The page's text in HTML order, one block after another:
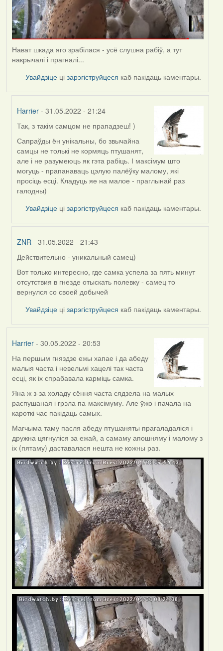
Нават шкада яго зрабілася - усё слушна рабіў, а тут
накрычалі і прагналі...
Увайдзіце цізарэгіструйцеся каб пакідаць каментары.
Harrier - 31.05.2022 - 21:24
In
reply
to
by
Lighty
Так, з такім самцом не прападзеш! )
Сапраўды ён унікальны, бо звычайна
самцы не толькі не кормяць птушанят,
але і не разумеюць як гэта рабіць. І максімум што
могуць - прапанаваць цэлую палёўку малому, які
просіць есці. Кладуць яе на малое - праглынай раз
галодны)
Увайдзіце цізарэгіструйцеся каб пакідаць каментары.
ZNR - 31.05.2022 - 21:43
In
reply
to
by
Действительно - уникальный самец)
Вот только интересно, где самка успела за пять минут
отсутствия в гнезде отыскать полевку - самец то
вернулся со своей добычей
Увайдзіце цізарэгіструйцеся каб пакідаць каментары.
Harrier- 30.05.2022 - 20:53
На першым гняздзе ежы хапае і да абеду
малыя часта і невельмі хацелі так часта
есці, як іх спрабавала карміць самка.
Яна ж з-за холаду сёння часта сядзела на малых
распушаная і грэла па-максімуму. Але ўжо і пачала на
кароткі час пакідаць самых.
Магчыма таму пасля абеду птушаняты прагаладаліся і
дружна цягнуліся за ежай, а самаму апошняму і малому з
іх (пятаму) даставалася нешта не кожны раз.